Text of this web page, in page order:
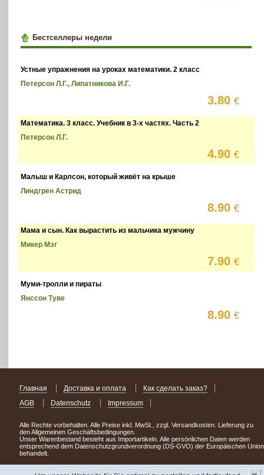
Бестселлеры недели
Устные упражнения на уроках математики. 2 класс
Петерсон Л.Г., Липатникова И.Г.
3.80€
Математика. 3 класс. Учебник в 3-х частях. Часть 2
Петерсон Л.Г.
4.90€
Малыш и Карлсон, который живёт на крыше
Линдгрен Астрид
8.90€
Мама и сын. Как вырастить из мальчика мужчину
Микер Мэг
7.90€
Муми-тролли и пираты
Янссон Туве
8.90€
Главная Доставка и оплата
Как сделать заказ?
AGB
Datenschutz Impressum
Alle Rechte vorbehalten. Alle Preise inkl. MwSt., zzgl. Versandkosten. Lieferung zu
den Allgemeinen Geschäftsbedingungen.
Unser Warenbestand besteht aus Importartikeln. Alle persönlichen Daten werden
entsprechend dem Datenschutzgrundverordnung (DS-GVO) der Europäischen Union
behandelt.
Сделав заказ сегодня, уже через день или два Вы можете стать обладателем